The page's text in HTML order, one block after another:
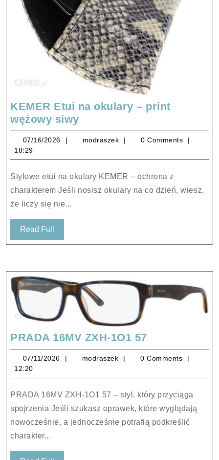
KEMER Etui na okulary – print
wężowy siwyKEMER
Etui
na
okulary
print
wężowy
07/16/2026 07/16/2026
modraszek modraszek
0 Comments
18:29
Stylowe etui na okulary KEMER – ochrona z
charakterem Jeśli nosisz okulary na co dzień, wiesz,
że liczy się nie...
Read Full
Full
PRADA 16MV ZXH-1O1 57PRADA
16MV
ZXH-
1O1
07/11/2026 07/11/2026
modraszek modraszek
0 Comments
12:20
PRADA 16MV ZXH-1O1 57 – styl, który przyciąga
spojrzenia Jeśli szukasz oprawek, które wyglądają
nowocześnie, a jednocześnie potrafią podkreślić
charakter...